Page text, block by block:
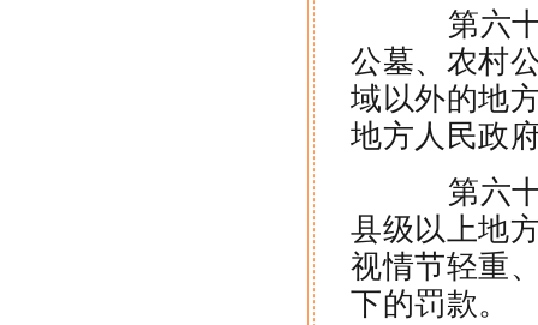
第六十
公墓、农村
域以外的地
地方人民政
第六十
县级以上地
视情节轻重
下的罚款。